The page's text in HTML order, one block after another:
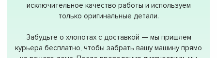
исключительное качество работы и используем
только оригинальные детали.
Забудьте о хлопотах с доставкой — мы пришлем
курьера бесплатно, чтобы забрать вашу машину прямо